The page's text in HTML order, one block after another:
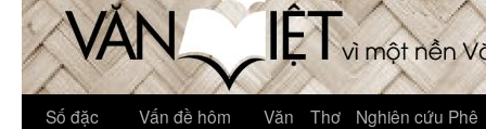
Số đặc
Vấn đề hôm
Văn Thơ
Nghiên cứu Phê